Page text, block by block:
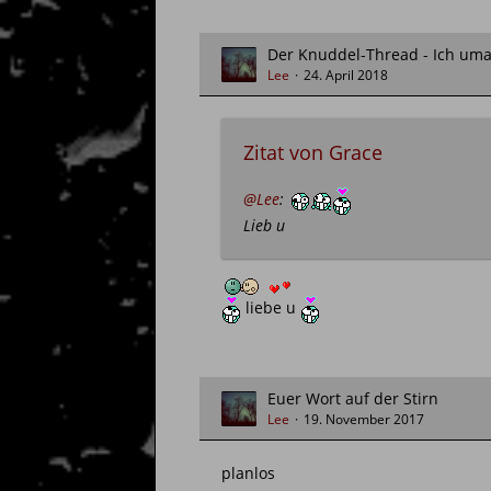
Der Knuddel-Thread - Ich
Lee 24. April 2018
Zitat von Grace
@Lee:
Lieb u
liebe u
Euer Wort auf der Stirn
Lee 19. November 2017
planlos